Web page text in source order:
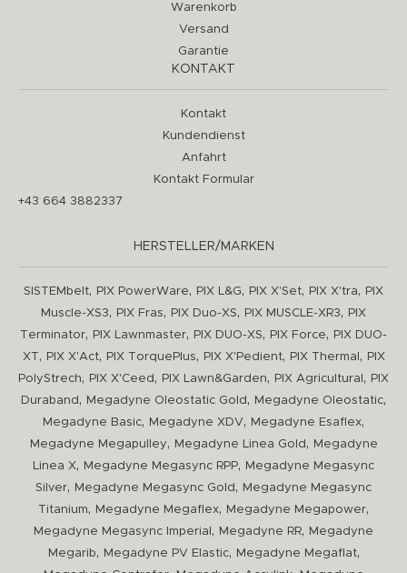
Warenkorb
Versand
Garantie
KONTAKT
Kontakt
Kundendienst
Anfahrt
Kontakt Formular
+43 664 3882337
HERSTELLER/MARKEN
SISTEMbelt, PIX PowerWare, PIX L&G, PIX X'Set, PIX X'tra,
PIX
Muscle-XS3, PIX Fras, PIX Duo-XS, PIX MUSCLE-XR3,
PIX
Terminator, PIX Lawnmaster, PIX DUO-XS, PIX Force,
PIX DUO-
XT, PIX X'Act, PIX TorquePlus, PIX X'Pedient, PIX Thermal ,
PIX
PolyStrech, PIX X'Ceed , PIX Lawn&Garden, PIX Agricultural ,
PIX
Duraband , Megadyne Oleostatic Gold , Megadyne Oleostatic,
Megadyne Basic, Megadyne XDV, Megadyne Esaflex,
Megadyne Megapulley, Megadyne Linea Gold ,
Megadyne
Linea X, Megadyne Megasync RPP,
Megadyne Megasync
Silver, Megadyne Megasync Gold ,
Megadyne Megasync
Titanium, Megadyne Megaflex, Megadyne Megapower,
Megadyne Megasync Imperial , Megadyne RR,
Megadyne
Megarib, Megadyne PV Elastic, Megadyne Megaflat,